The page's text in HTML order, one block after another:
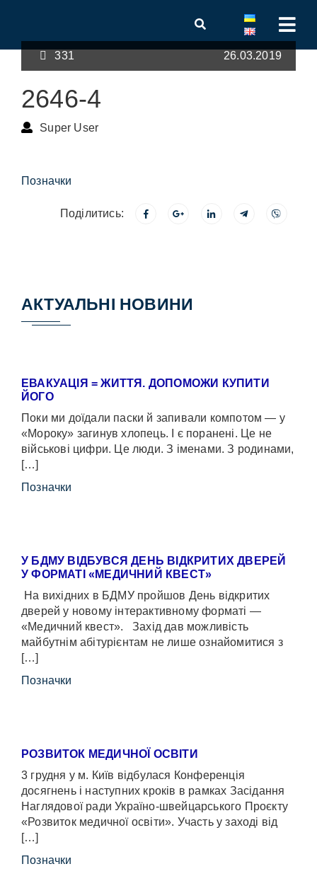
331 26.03.2019
2646-4
Super User
Позначки
Поділитись:
АКТУАЛЬНІ НОВИНИ
ЕВАКУАЦІЯ = ЖИТТЯ. ДОПОМОЖИ КУПИТИ
ЙОГО
Поки ми доїдали паски й запивали компотом — у
«Мороку» загинув хлопець. І є поранені. Це не
військові цифри. Це люди. З іменами. З родинами,
[…]
Позначки
У БДМУ ВІДБУВСЯ ДЕНЬ ВІДКРИТИХ ДВЕРЕЙ
У ФОРМАТІ «МЕДИЧНИЙ КВЕСТ»
На вихідних в БДМУ пройшов День відкритих
дверей у новому інтерактивному форматі —
«Медичний квест». Захід дав можливість
майбутнім абітурієнтам не лише ознайомитися з
[…]
Позначки
РОЗВИТОК МЕДИЧНОЇ ОСВІТИ
3 грудня у м. Київ відбулася Конференція
досягнень і наступних кроків в рамках Засідання
Наглядової ради Україно-швейцарського Проєкту
«Розвиток медичної освіти». Участь у заході від
[…]
Позначки